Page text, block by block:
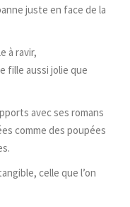
juste en face de la
à ravir,
fille aussi jolie que
avec ses romans
comme des poupées
celle que l’on